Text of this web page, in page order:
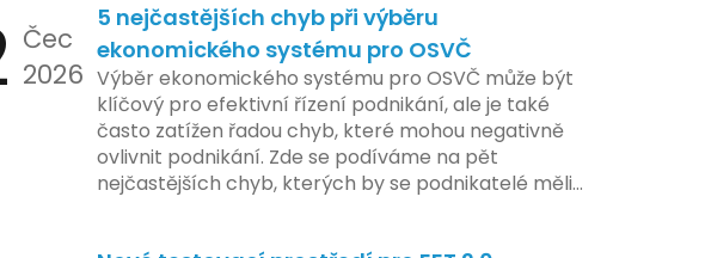
Čec
2026
5 nejčastějších chyb při výběru
ekonomického systému pro OSVČ
Výběr ekonomického systému pro OSVČ může být
klíčový pro efektivní řízení podnikání, ale je také
často zatížen řadou chyb, které mohou negativně
ovlivnit podnikání. Zde se podíváme na pět
nejčastějších chyb, kterých by se podnikatelé měli